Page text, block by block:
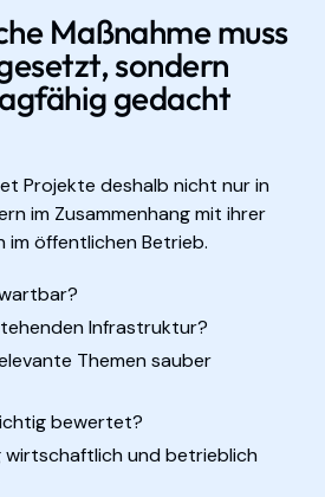
Maßnahme muss
sondern
gedacht
Projekte deshalb nicht nur in
im Zusammenhang mit ihrer
im öffentlichen Betrieb.
Infrastruktur?
Themen sauber
bewertet?
wirtschaftlich und betrieblich